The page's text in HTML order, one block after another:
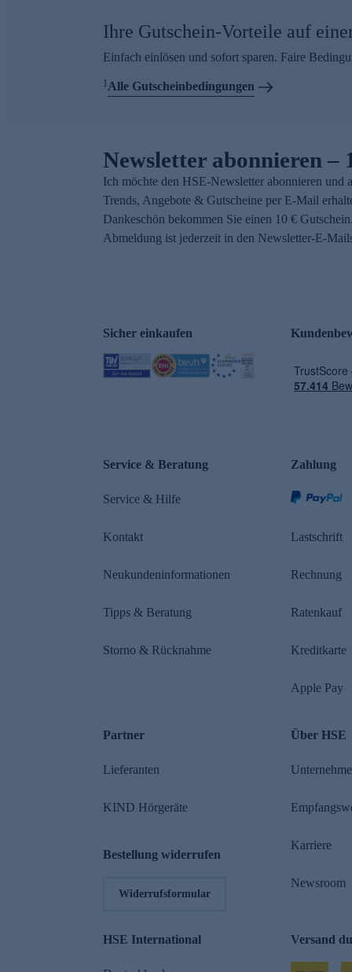
Ihre Gutschein-Vorteile auf
Einfach einlösen und sofort sparen. Faire
1Alle Gutscheinbedingungen
Newsletter abonnieren –
Ich möchte den HSE-Newsletter abonnieren und
Trends, Angebote & Gutscheine per E-Mail
Dankeschön bekommen Sie einen 10 €
Abmeldung ist jederzeit in den Newsletter-E-
Sicher einkaufen
Service & Beratung
Service & Hilfe
Kontakt
Neukundeninformationen
Tipps & Beratung
Storno & Rücknahme
Zahlung
Lastschrift
Rechnung
Ratenkauf
Kreditkarte
Apple Pay
Partner
Lieferanten
KIND Hörgeräte
Bestellung widerrufen
Widerrufsformular
Über HSE
Karriere
Newsroom
HSE International Versand